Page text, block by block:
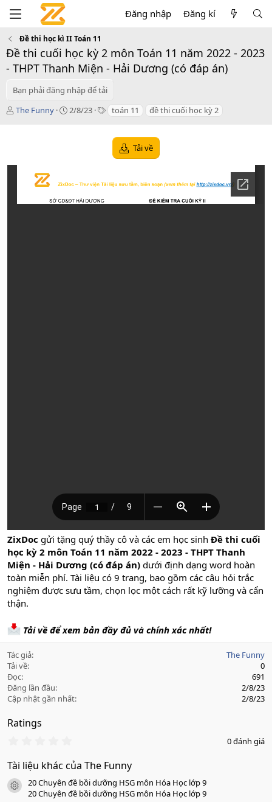
Đăng nhập Đăng kí
Đề thi học kì II Toán 11
Đề thi cuối học kỳ 2 môn Toán 11 năm 2022 - 2023
- THPT Thanh Miện - Hải Dương (có đáp án)
Bạn phải đăng nhập để tải
T
ả
The Funny
C
n
d
2/8/23
T toán 11 đề thi cuối học kỳ 2
Tải về
ZixDoc gửi tặng quý thầy cô và các em học sinh Đề thi cuối
học kỳ 2 môn Toán 11 năm 2022 - 2023 - THPT Thanh
Miện - Hải Dương (có đáp án) dưới định dạng word hoàn
toàn miễn phí. Tài liệu có 9 trang, bao gồm các câu hỏi trắc
nghiệm được sưu tầm, chọn lọc một cách rất kỹ lưỡng và cẩn
thận.
Tải về để xem bản đầy đủ và chính xác nhất!
Tác giả
The Funny
Tải về
0
Đọc
691
Đăng lần đầu
2/8/23
Cập nhật gần nhất
2/8/23
Ratings
0
0
s
a
o
0 đánh giá
Tài liệu khác của The Funny
icon tài liệu
20 Chuyên đề bồi dưỡng HSG môn Hóa Học lớp 9
20 Chuyên đề bồi dưỡng HSG môn Hóa Học lớp 9